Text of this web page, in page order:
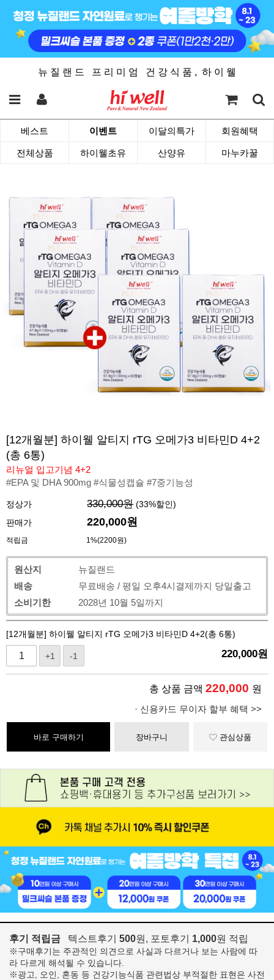
뉴 질 랜 드 프 리 미 엄 건 강 식 품 , 하 이 웰
베스트 이벤트 이달의특가 회원혜택
전체상품 하이웰초유 산양유 마누카꿀
[12개월분] 하이웰 알티지 rTG 오메가3 비타민D 4+2
(총 6통)
리뉴얼 입고기념 4+2
#EPA 및 DHA 900mg #식물성캡슐 #7중기능성
정상가 330,000원 (33%할인)
판매가
220,000원
적립금 1%(2200원)
원산지
뉴질랜드
배송
무료배송 / 평일 오후4시결제까지 당일출고
소비기한
2028년 10월 5일까지
[12개월분] 하이웰 알티지 rTG 오메가3 비타민D 4+2(총 6통)
+1 -1 220,000원
총 상품 금액 220,000 원
· 신용카드 무이자 할부 혜택 >>
바로 구매하기 장바구니 관심상품
후기 적립금 텍스트후기 500원, 포토후기 1,000원 적립
※구매후기는 주관적인 의견으로 사실과 다르거나 보는 사람에 따
라 다르게 해석될 수 있습니다.
※광고, 오인, 혼동 등 건강기능식품 관련법상 부적절한 표현은 사전